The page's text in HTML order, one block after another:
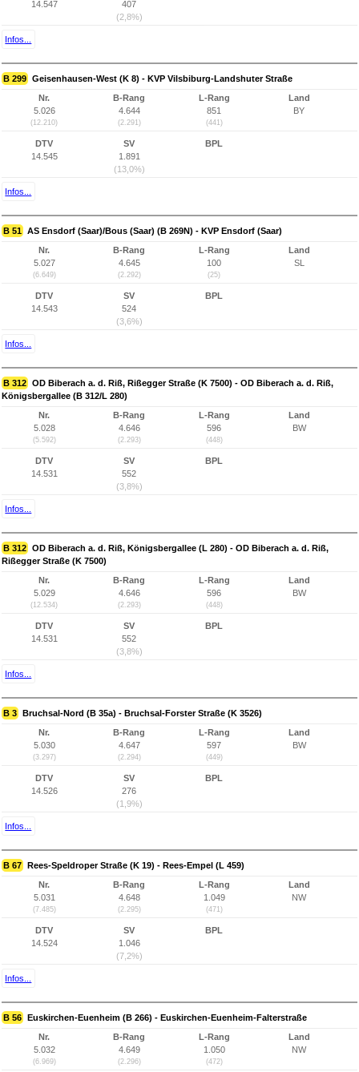
14.547
407
(2,8%)
Infos...
B 299 Geisenhausen-West (K 8) - KVP Vilsbiburg-Landshuter Straße
Nr.
5.026
(12.210)
B-Rang
4.644
(2.291)
L-Rang
851
(441)
Land
BY
DTV
14.545
SV
1.891
(13,0%)
BPL
Infos...
B 51 AS Ensdorf (Saar)/Bous (Saar) (B 269N) - KVP Ensdorf (Saar)
Nr.
5.027
(6.649)
B-Rang
4.645
(2.292)
L-Rang
100
(25)
Land
SL
DTV
14.543
SV
524
(3,6%)
BPL
Infos...
B 312 OD Biberach a. d. Riß, Rißegger Straße (K 7500) - OD Biberach a. d. Riß,
Königsbergallee (B 312/L 280)
Nr.
5.028
(5.592)
B-Rang
4.646
(2.293)
L-Rang
596
(448)
Land
BW
DTV
14.531
SV
552
(3,8%)
BPL
Infos...
B 312 OD Biberach a. d. Riß, Königsbergallee (L 280) - OD Biberach a. d. Riß,
Rißegger Straße (K 7500)
Nr.
5.029
(12.534)
B-Rang
4.646
(2.293)
L-Rang
596
(448)
Land
BW
DTV
14.531
SV
552
(3,8%)
BPL
Infos...
B 3 Bruchsal-Nord (B 35a) - Bruchsal-Forster Straße (K 3526)
Nr.
5.030
(3.297)
B-Rang
4.647
(2.294)
L-Rang
597
(449)
Land
BW
DTV
14.526
SV
276
(1,9%)
BPL
Infos...
B 67 Rees-Speldroper Straße (K 19) - Rees-Empel (L 459)
Nr.
5.031
(7.485)
B-Rang
4.648
(2.295)
L-Rang
1.049
(471)
Land
NW
DTV
14.524
SV
1.046
(7,2%)
BPL
Infos...
B 56 Euskirchen-Euenheim (B 266) - Euskirchen-Euenheim-Falterstraße
Nr.
5.032
(6.969)
B-Rang
4.649
(2.296)
L-Rang
1.050
(472)
Land
NW